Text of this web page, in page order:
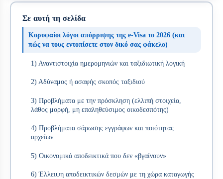
Σε αυτή τη σελίδα
Κορυφαίοι λόγοι απόρριψης της e-Visa το 2026 (και
πώς να τους εντοπίσετε στον δικό σας φάκελο)
1) Αναντιστοιχία ημερομηνιών και ταξιδιωτική λογική
2) Αδύναμος ή ασαφής σκοπός ταξιδιού
3) Προβλήματα με την πρόσκληση (ελλιπή στοιχεία,
λάθος μορφή, μη επαληθεύσιμος οικοδεσπότης)
4) Προβλήματα σάρωσης εγγράφων και ποιότητας
αρχείων
5) Οικονομικά αποδεικτικά που δεν «βγαίνουν»
6) Έλλειψη αποδεικτικών δεσμών με τη χώρα καταγωγής